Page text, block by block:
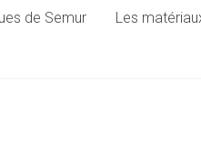
de Semur Les